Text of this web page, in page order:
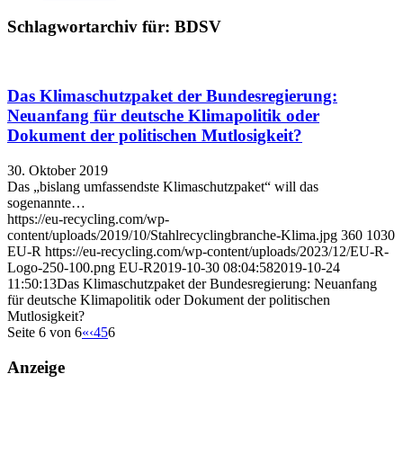
Schlagwortarchiv für: BDSV
Das Klimaschutzpaket der Bundesregierung:
Neuanfang für deutsche Klimapolitik oder
Dokument der politischen Mutlosigkeit?
30. Oktober 2019
Das „bislang umfassendste Klimaschutzpaket“ will das
sogenannte…
https://eu-recycling.com/wp-
content/uploads/2019/10/Stahlrecyclingbranche-Klima.jpg 360 1030
EU-R https://eu-recycling.com/wp-content/uploads/2023/12/EU-R-
Logo-250-100.png EU-R2019-10-30 08:04:582019-10-24
11:50:13Das Klimaschutzpaket der Bundesregierung: Neuanfang
für deutsche Klimapolitik oder Dokument der politischen
Mutlosigkeit?
Seite 6 von 6«‹456
Anzeige